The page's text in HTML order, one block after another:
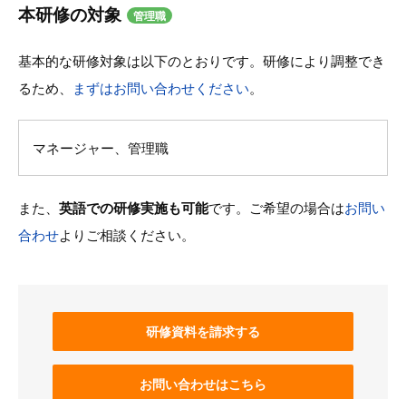
本研修の対象 管理職
基本的な研修対象は以下のとおりです。研修により調整でき
るため、
まずはお問い合わせください。
マネージャー、管理職
また、 英語での研修実施も可能です。ご希望の場合はお問い
合わせよりご相談ください。
研修資料を請求する
お問い合わせはこちら